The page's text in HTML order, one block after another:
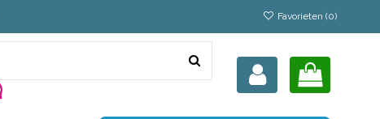
Favorieten (0)